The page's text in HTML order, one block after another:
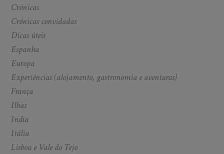
Crónicas
Crónicas convidadas
Dicas úteis
Espanha
Europa
Experiências (alojamento, gastronomia e aventuras)
França
Ilhas
India
Itália
Lisboa e Vale do Tejo